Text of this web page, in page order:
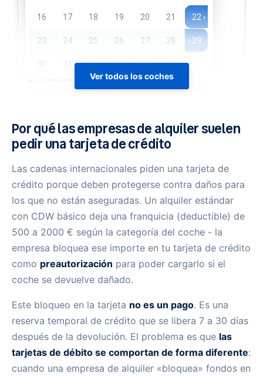
Ver todos los coches
Por qué las empresas de alquiler suelen
pedir una tarjeta de crédito
Las cadenas internacionales piden una tarjeta de
crédito porque deben protegerse contra daños para
los que no están aseguradas. Un alquiler estándar
con CDW básico deja una franquicia (deductible) de
500 a 2000 € según la categoría del coche - la
empresa bloquea ese importe en tu tarjeta de crédito
como preautorización para poder cargarlo si el
coche se devuelve dañado.
Este bloqueo en la tarjeta no es un pago. Es una
reserva temporal de crédito que se libera 7 a 30 días
después de la devolución. El problema es que las
tarjetas de débito se comportan de forma diferente:
cuando una empresa de alquiler «bloquea» fondos en